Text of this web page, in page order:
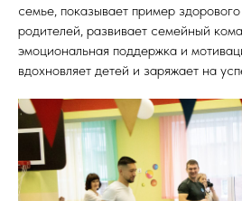
семье, показывает пример
родителей, развивает семейный
эмоциональная поддержка и
вдохновляет детей и заряжает на